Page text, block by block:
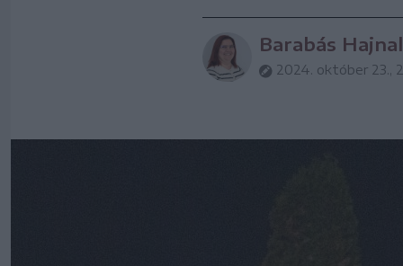
Barabás Hajnal
2024. október 23.,